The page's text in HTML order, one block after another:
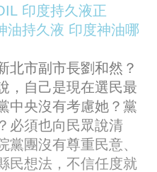
印度持久液正
油持久液 印度神油哪
北市副市長劉和然？
，自己是現在選民最
中央沒有考慮她？黨
必須也向民眾說清
黨團沒有尊重民意、
民想法，不信任度就